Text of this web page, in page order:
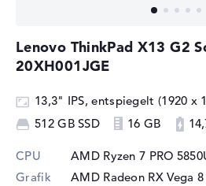
Lenovo ThinkPad X13 G2
20XH001JGE
13,3" IPS, entspiegelt (1920 x
512 GB SSD
16 GB
CPU AMD Ryzen 7 PRO
Grafik
AMD Radeon RX Vega